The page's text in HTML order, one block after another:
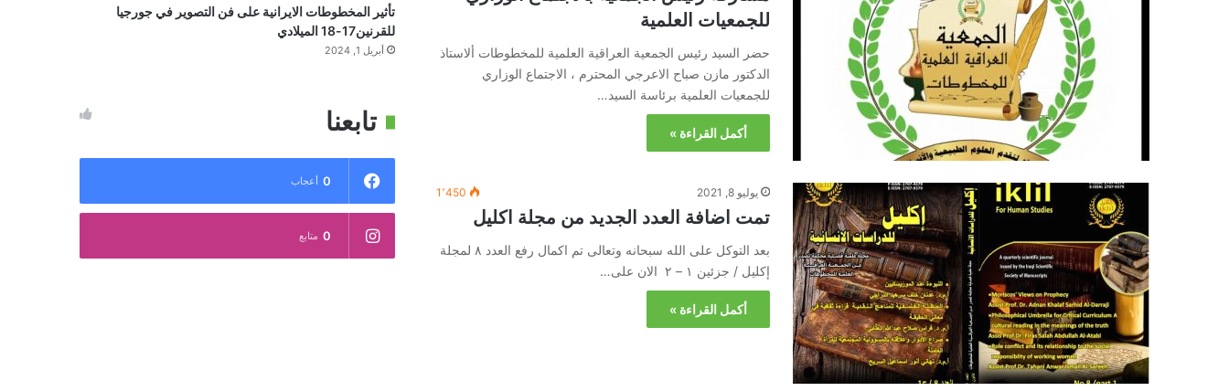
للجمعيات العلمية
حضر السيد رئيس الجمعية العراقية العلمية للمخطوطات ألاستاذ
الدكتور مازن صباح الاعرجي المحترم ، الاجتماع الوزاري
للجمعيات العلمية برئاسة السيد…
أكمل القراءة »
يوليو 8, 2021 1٬450
تمت اضافة العدد الجديد من مجلة اكليل
بعد التوكل على الله سبحانه وتعالى تم اكمال رفع العدد ٨ لمجلة
إكليل / جزئين ١ – ٢ الان على…
أكمل القراءة »
تأثير المخطوطات الايرانية على فن التصوير في جورجيا
للقرنين17-18 الميلادي
أبريل 1, 2024
تابعنا
0 أعجاب
0 متابع